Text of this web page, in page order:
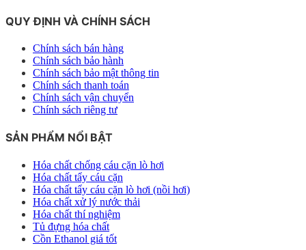
QUY ĐỊNH VÀ CHÍNH SÁCH
Chính sách bán hàng
Chính sách bảo hành
Chính sách bảo mật thông tin
Chính sách thanh toán
Chính sách vận chuyển
Chính sách riêng tư
SẢN PHẨM NỔI BẬT
Hóa chất chống cáu cặn lò hơi
Hóa chất tẩy cáu cặn
Hóa chất tẩy cáu cặn lò hơi (nồi hơi)
Hóa chất xử lý nước thải
Hóa chất thí nghiệm
Tủ đựng hóa chất
Cồn Ethanol giá tốt